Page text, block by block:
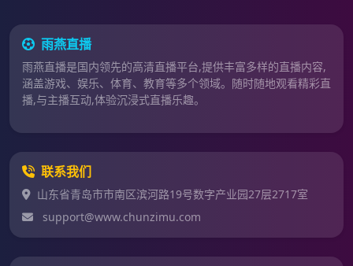
雨燕直播
雨燕直播是国内领先的高清直播平台,提供丰富多样的直播内容,
涵盖游戏、娱乐、体育、教育等多个领域。随时随地观看精彩直
播,与主播互动,体验沉浸式直播乐趣。
联系我们
山东省青岛市市南区滨河路19号数字产业园27层2717室
support@www.chunzimu.com